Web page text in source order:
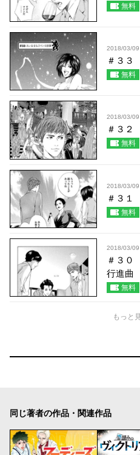
無料
2018/03/09
＃３３
無料
2018/03/09
＃３
無料
2018/03/09
＃３１
無料
2018/03/09
＃３
行進曲
無料
もっと
同じ著者の作品・関連作品